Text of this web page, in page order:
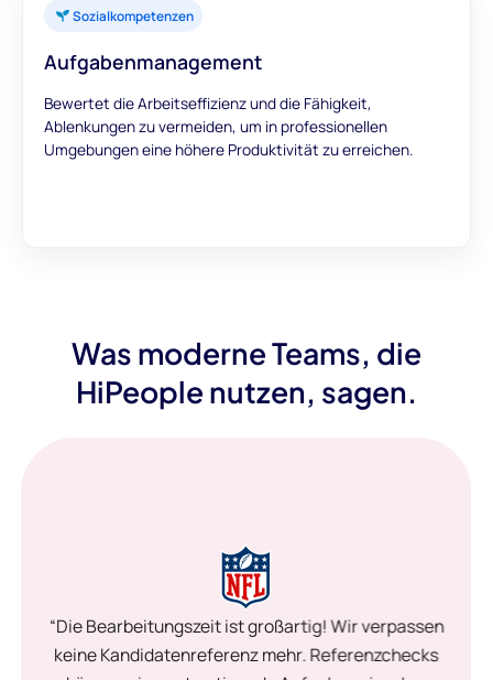
Sozialkompetenzen
Aufgabenmanagement
Bewertet die Arbeitseffizienz und die Fähigkeit,
Ablenkungen zu vermeiden, um in professionellen
Umgebungen eine höhere Produktivität zu erreichen.
Was moderne Teams, die
HiPeople nutzen, sagen.
“Die Bearbeitungszeit ist großartig! Wir verpassen
keine Kandidatenreferenz mehr. Referenzchecks